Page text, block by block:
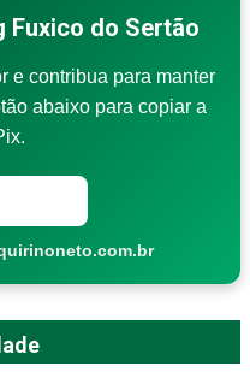
Fuxico do Sertão
e contribua para manter
abaixo para copiar a